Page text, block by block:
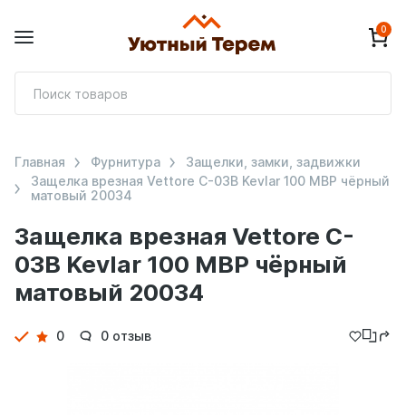
0
Защелка врезная Vettore C-
03B Kevlar 100 MBP чёрный
матовый 20034
Главная Фурнитура
Защелки, замки, задвижки
Защелка врезная Vettore C-03B Kevlar 100 MBP чёрный
матовый 20034
Детали
0 0 отзыв